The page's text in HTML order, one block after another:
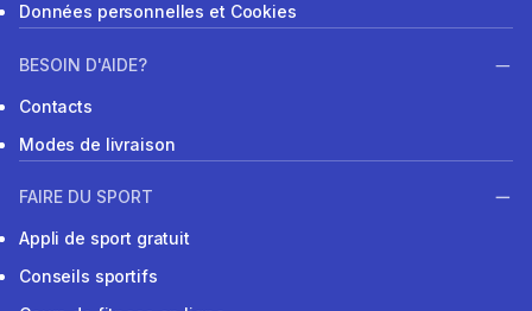
Données personnelles et Cookies
BESOIN D'AIDE?
Contacts
Modes de livraison
FAIRE DU SPORT
Appli de sport gratuit
Conseils sportifs